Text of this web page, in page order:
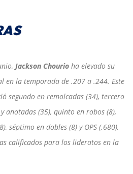
Jackson Chourio ha elevado su
en la temporada de .207 a .244. Este
segundo en remolcadas (34), tercero
anotadas (35), quinto en robos (8),
séptimo en dobles (8) y OPS (.680),
calificados para los lideratos en la